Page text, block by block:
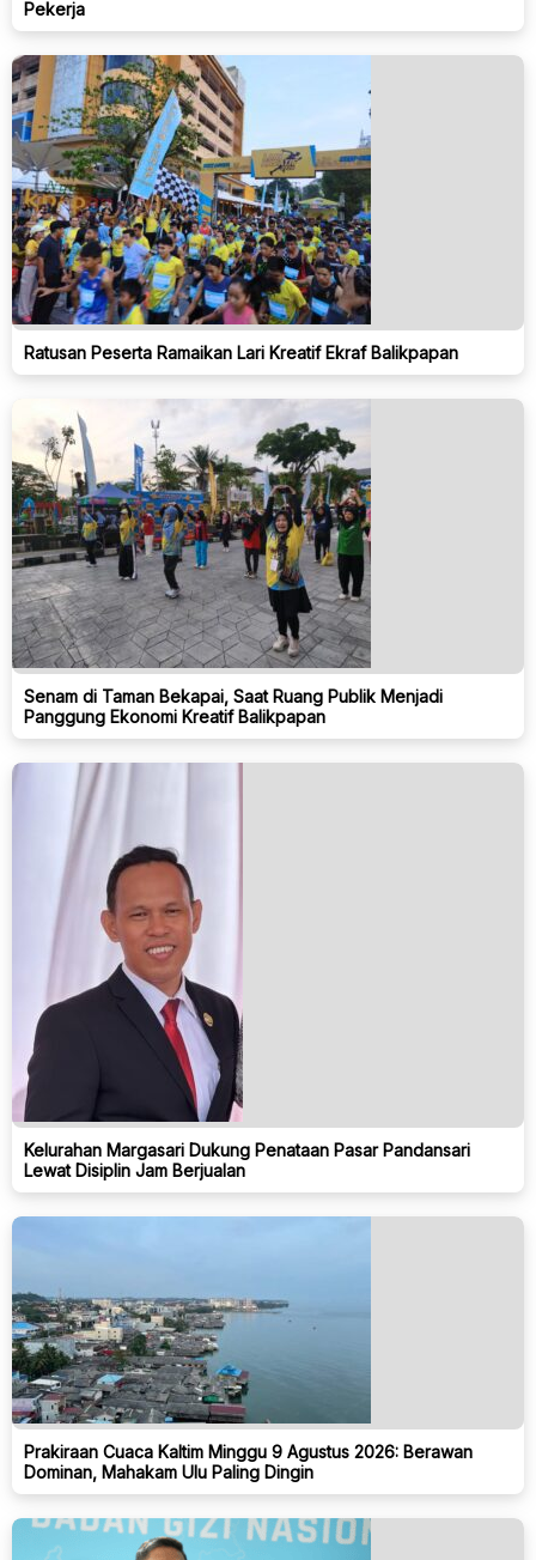
Pekerja
Ratusan Peserta Ramaikan Lari Kreatif Ekraf Balikpapan
Senam di Taman Bekapai, Saat Ruang Publik Menjadi
Panggung Ekonomi Kreatif Balikpapan
Kelurahan Margasari Dukung Penataan Pasar Pandansari
Lewat Disiplin Jam Berjualan
Prakiraan Cuaca Kaltim Minggu 9 Agustus 2026: Berawan
Dominan, Mahakam Ulu Paling Dingin